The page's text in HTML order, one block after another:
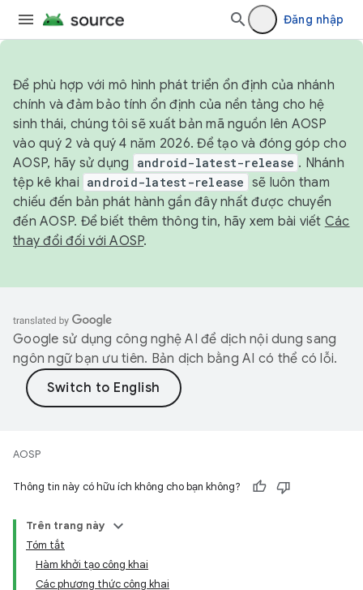
Đăng nhập
Để phù hợp với mô hình phát triển ổn định của nhánh
chính và đảm bảo tính ổn định của nền tảng cho hệ
sinh thái, chúng tôi sẽ xuất bản mã nguồn lên AOSP
vào quý 2 và quý 4 năm 2026. Để tạo và đóng góp cho
AOSP, hãy sử dụng
android-latest-release . Nhánh
tệp kê khai android-latest-release sẽ luôn tham
chiếu đến bản phát hành gần đây nhất được chuyển
đến AOSP. Để biết thêm thông tin, hãy xem bài viết Các
thay đổi đối với AOSP.
Google sử dụng công nghệ AI để dịch nội dung sang
ngôn ngữ bạn ưu tiên. Bản dịch bằng AI có thể có lỗi.
AOSP
Thông tin này có hữu ích không cho bạn không?
Trên trang này
Tóm tắt
Hàm khởi tạo công khai
Các phương thức công khai